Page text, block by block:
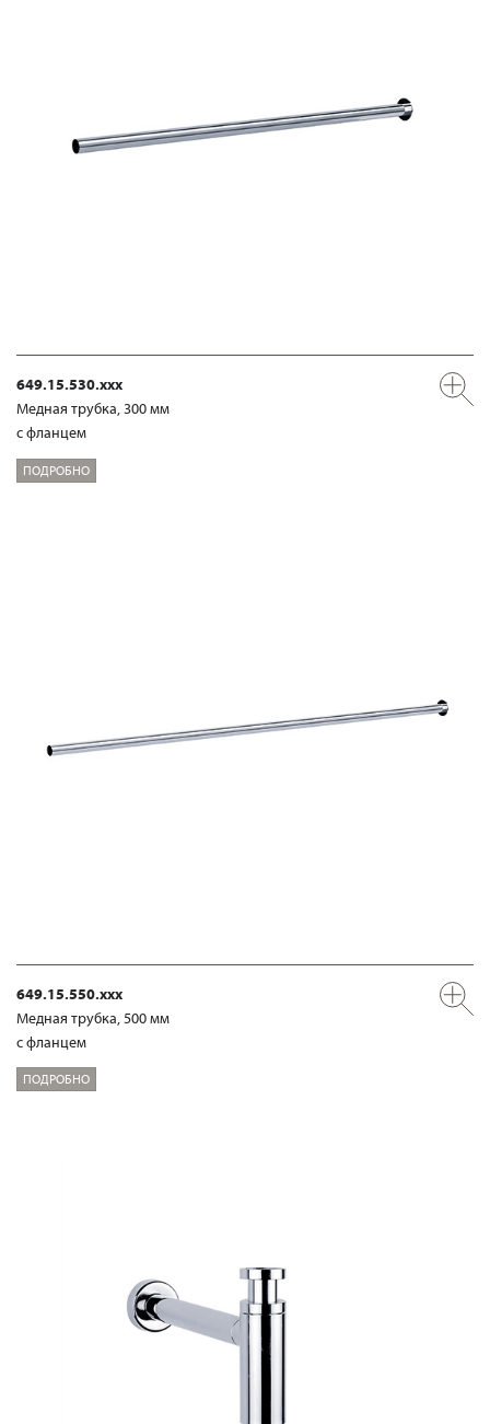
649.15.530.xxx
Медная трубка, 300 мм
с фланцем
ПОДРОБНО
649.15.550.xxx
Медная трубка, 500 мм
с фланцем
ПОДРОБНО